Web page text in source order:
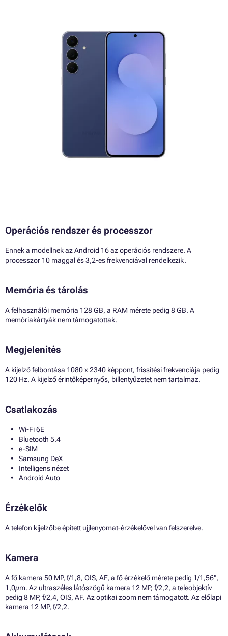
Operációs rendszer és processzor
Ennek a modellnek az Android 16 az operációs rendszere. A
processzor 10 maggal és 3,2-es frekvenciával rendelkezik.
Memória és tárolás
A felhasználói memória 128 GB, a RAM mérete pedig 8 GB. A
memóriakártyák nem támogatottak.
Megjelenítés
A kijelző felbontása 1080 x 2340 képpont, frissítési frekvenciája pedig
120 Hz. A kijelző érintőképernyős, billentyűzetet nem tartalmaz.
Csatlakozás
Wi-Fi 6E
Bluetooth 5.4
e-SIM
Samsung DeX
Intelligens nézet
Android Auto
Érzékelők
A telefon kijelzőbe épített ujjlenyomat-érzékelővel van felszerelve.
Kamera
A fő kamera 50 MP, f/1,8, OIS, AF, a fő érzékelő mérete pedig 1/1,56",
1,0µm. Az ultraszéles látószögű kamera 12 MP, f/2,2, a teleobjektív
pedig 8 MP, f/2,4, OIS, AF. Az optikai zoom nem támogatott. Az előlapi
kamera 12 MP, f/2,2.